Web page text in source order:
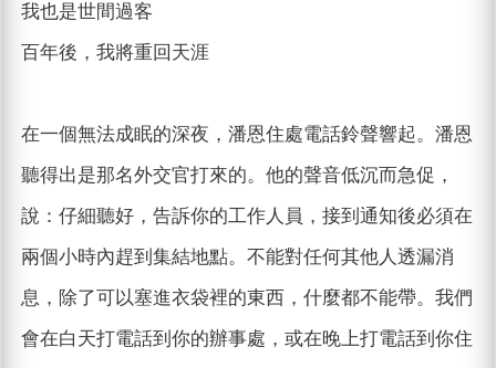
我也是世間過客
百年後，我將重回天涯
在一個無法成眠的深夜，潘恩住處電話鈴聲響起。潘恩
聽得出是那名外交官打來的。他的聲音低沉而急促，
說：仔細聽好，告訴你的工作人員，接到通知後必須在
兩個小時內趕到集結地點。不能對任何其他人透漏消
息，除了可以塞進衣袋裡的東西，什麼都不能帶。我們
會在白天打電話到你的辦事處，或在晚上打電話到你住